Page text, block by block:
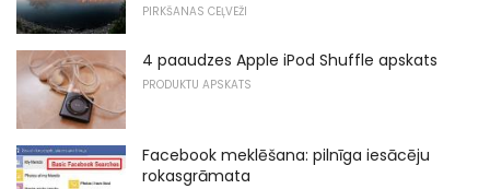
PIRKŠANAS CEĻVEŽI
4 paaudzes Apple iPod Shuffle apskats
PRODUKTU APSKATS
Facebook meklēšana: pilnīga iesācēju
rokasgrāmata